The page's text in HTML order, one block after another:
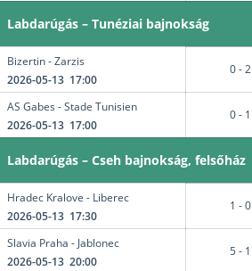
Labdarúgás – Tunéziai bajnokság
Bizertin - Zarzis
2026-05-13 17:00
0 - 2
AS Gabes - Stade Tunisien
2026-05-13 17:00
0 - 1
Labdarúgás – Cseh bajnokság, felsőház
Hradec Kralove - Liberec
2026-05-13 17:30
1 - 0
Slavia Praha - Jablonec
2026-05-13 20:00
5 - 1